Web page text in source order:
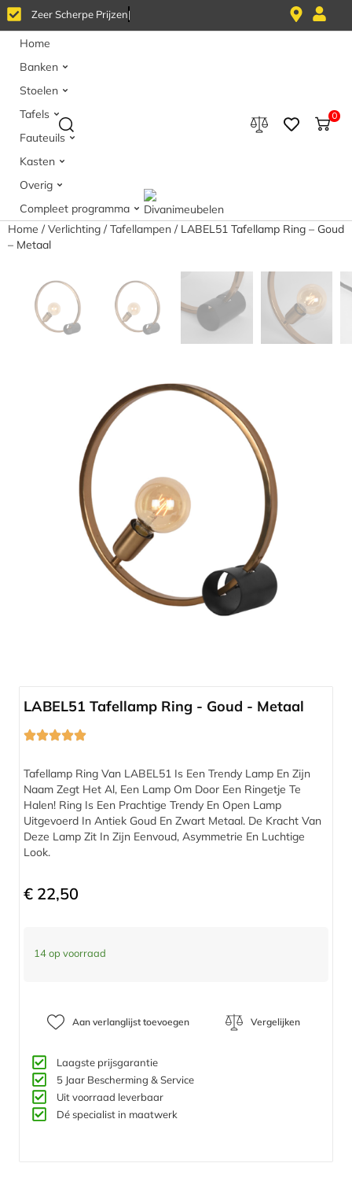
ZeerScherpe Prijzen
Home
Banken
Stoelen
Tafels
Fauteuils
Kasten
Overig
Compleet programma
0
Home /Verlichting /Tafellampen / LABEL51 Tafellamp Ring – Goud
– Metaal
LABEL51 Tafellamp Ring - Goud - Metaal
Tafellamp Ring Van LABEL51 Is Een Trendy Lamp En Zijn
Naam Zegt Het Al, Een Lamp Om Door Een Ringetje Te
Halen! Ring Is Een Prachtige Trendy En Open Lamp
Uitgevoerd In Antiek Goud En Zwart Metaal. De Kracht Van
Deze Lamp Zit In Zijn Eenvoud, Asymmetrie En Luchtige
Look.
€ 22,50
14 op voorraad
Aan verlanglijst toevoegen Vergelijken
Laagste prijsgarantie
5 Jaar Bescherming & Service​
Uit voorraad leverbaar
Dé specialist in maatwerk